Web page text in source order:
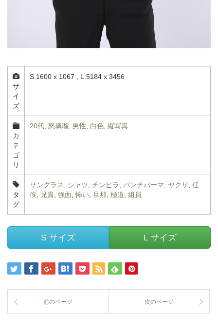
サ
イ
ズ
S:1600 x 1067 , L:5184 x 3456
カ
テ
ゴ
リ
20代 怒璃瑠 男性 白色 縦写真
タ
グ
サングラス シャツ チンピラ パンチパーマ ヤクザ 任
侠
兄貴 強面 ,怖い 旦那 極道 組員
S サイズ L サイズ
前のページ 次のページ